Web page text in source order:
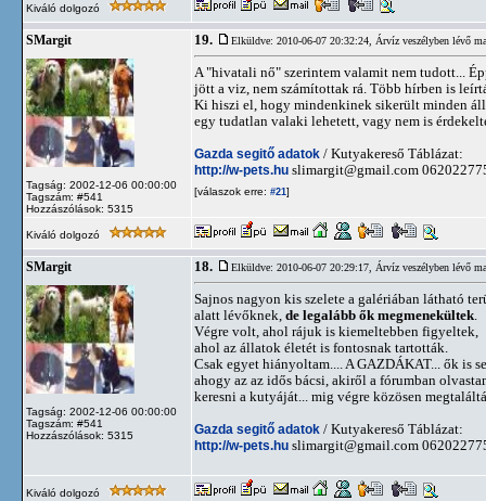
Kiváló dolgozó
SMargit
Tagság: 2002-12-06 00:00:00
Tagszám: #541
Hozzászólások: 5315
19. Elküldve: 2010-06-07 20:32:24, Árvíz veszélyben lévő
A "hivatali nő" szerintem valamit nem tudott...
jött a viz, nem számítottak rá. Több hírben is
Ki hiszi el, hogy mindenkinek sikerült minden
egy tudatlan valaki lehetett, vagy nem is
Gazda segitő adatok / Kutyakereső Táblázat:
http://w-pets.hu slimargit@gmail.com
[válaszok erre: #21]
Kiváló dolgozó
SMargit
Tagság: 2002-12-06 00:00:00
Tagszám: #541
Hozzászólások: 5315
18. Elküldve: 2010-06-07 20:29:17, Árvíz veszélyben lévő
Sajnos nagyon kis szelete a galériában látható
alatt lévőknek, de legalább ők megmenekültek
Végre volt, ahol rájuk is kiemeltebben figyeltek,
ahol az állatok életét is fontosnak tartották.
Csak egyet hiányoltam.... A GAZDÁKAT... ők is
ahogy az az idős bácsi, akiről a fórumban
keresni a kutyáját... mig végre közösen
Gazda segitő adatok / Kutyakereső Táblázat:
http://w-pets.hu slimargit@gmail.com
Kiváló dolgozó